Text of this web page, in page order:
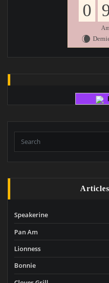
0
W
Speakerine
Pan Am
Lionness
Bonnie